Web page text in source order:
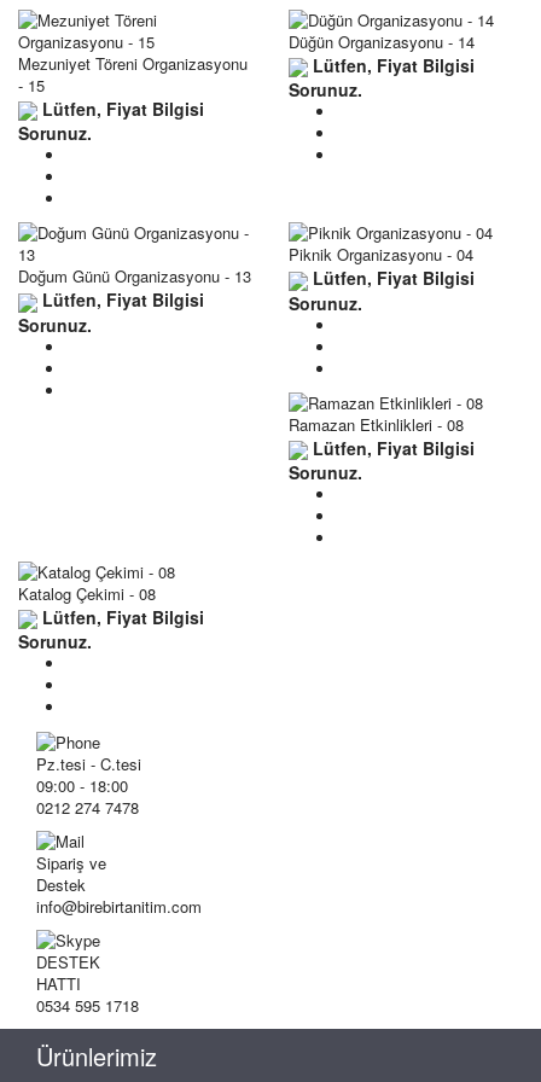
Mezuniyet Töreni Organizasyonu
- 15
Lütfen, Fiyat Bilgisi
Sorunuz.
Düğün Organizasyonu - 14
Lütfen, Fiyat Bilgisi
Sorunuz.
Doğum Günü Organizasyonu - 13
Lütfen, Fiyat Bilgisi
Sorunuz.
Piknik Organizasyonu - 04
Lütfen, Fiyat Bilgisi
Sorunuz.
Ramazan Etkinlikleri - 08
Lütfen, Fiyat Bilgisi
Sorunuz.
Katalog Çekimi - 08
Lütfen, Fiyat Bilgisi
Sorunuz.
Pz.tesi - C.tesi
09:00 - 18:00
0212 274 7478
Sipariş ve
Destek
info@birebirtanitim.com
DESTEK
HATTI
0534 595 1718
Ürünlerimiz